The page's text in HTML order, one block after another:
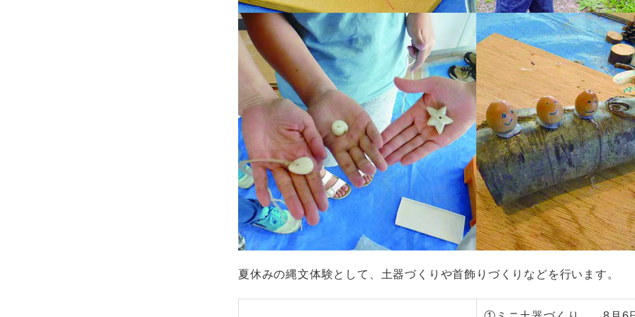
夏休みの縄文体験として、土器づくりや首飾りづくりなどを行います。